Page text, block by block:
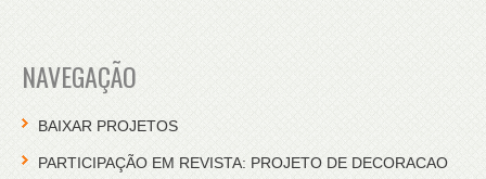
NAVEGAÇÃO
BAIXAR PROJETOS
PARTICIPAÇÃO EM REVISTA: PROJETO DE DECORACAO